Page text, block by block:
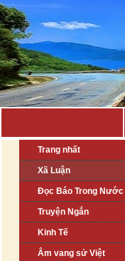
Trang nhất
Xã Luận
Đọc Báo Trong Nước
Truyện Ngắn
Kinh Tế
Âm vang sử Việt